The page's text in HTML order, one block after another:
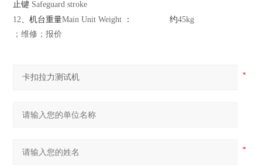
止键 Safeguard stroke
12、机台重量Main Unit Weight ： 约45kg
；维修；报价